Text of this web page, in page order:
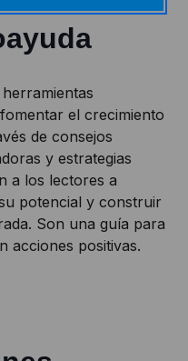
el crecimiento
de consejos
y estrategias
a los lectores a
potencial y construir
Son una guía para
acciones positivas.